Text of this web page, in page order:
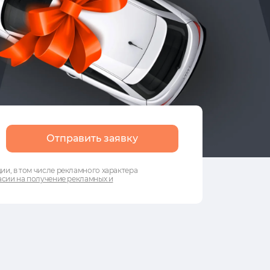
в том числе рекламного характера
на получение рекламных и
Отправить заявку